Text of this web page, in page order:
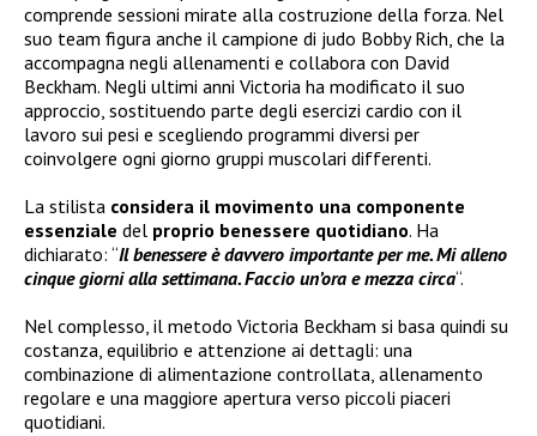
comprende sessioni mirate alla costruzione della forza. Nel
suo team figura anche il campione di judo Bobby Rich, che la
accompagna negli allenamenti e collabora con David
Beckham. Negli ultimi anni Victoria ha modificato il suo
approccio, sostituendo parte degli esercizi cardio con il
lavoro sui pesi e scegliendo programmi diversi per
coinvolgere ogni giorno gruppi muscolari differenti.
La stilista considera il movimento una componente
essenziale del proprio benessere quotidiano. Ha
dichiarato: “Il benessere è davvero importante per me. Mi alleno
cinque giorni alla settimana. Faccio un’ora e mezza circa“.
Nel complesso, il metodo Victoria Beckham si basa quindi su
costanza, equilibrio e attenzione ai dettagli: una
combinazione di alimentazione controllata, allenamento
regolare e una maggiore apertura verso piccoli piaceri
quotidiani.